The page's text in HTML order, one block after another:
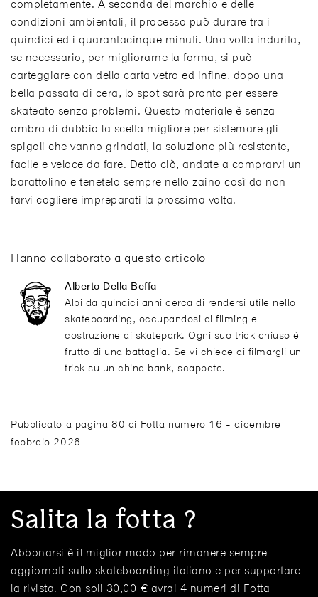
completamente. A seconda del marchio e delle
condizioni ambientali, il processo può durare tra i
quindici ed i quarantacinque minuti. Una volta indurita,
se necessario, per migliorarne la forma, si può
carteggiare con della carta vetro ed infine, dopo una
bella passata di cera, lo spot sarà pronto per essere
skateato senza problemi. Questo materiale è senza
ombra di dubbio la scelta migliore per sistemare gli
spigoli che vanno grindati, la soluzione più resistente,
facile e veloce da fare. Detto ciò, andate a comprarvi un
barattolino e tenetelo sempre nello zaino così da non
farvi cogliere impreparati la prossima volta.
Hanno collaborato a questo articolo
Alberto Della Beffa
Albi da quindici anni cerca di rendersi utile nello
skateboarding, occupandosi di filming e
costruzione di skatepark. Ogni suo trick chiuso è
frutto di una battaglia. Se vi chiede di filmargli un
trick su un china bank, scappate.
Pubblicato a pagina 80 di Fotta numero 16 - dicembre
febbraio 2026
Salita la fotta ?
Abbonarsi è il miglior modo per rimanere sempre
aggiornati sullo skateboarding italiano e per supportare
la rivista. Con soli 30,00 € avrai 4 numeri di Fotta